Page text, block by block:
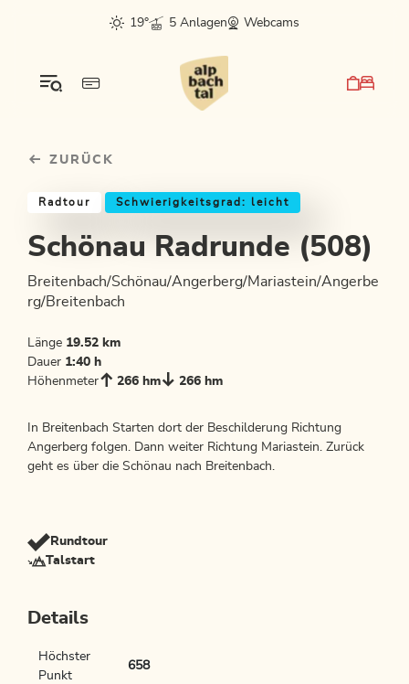
sr.skip-to.main-content
sr.skip-to.table-of-contents
sr.skip-to.main-navigation
19°
5 Anlagen Webcams
ZURÜCK
Radtour Schwierigkeitsgrad: leicht
Schönau Radrunde (508)
Breitenbach/Schönau/Angerberg/Mariastein/Angerbe
rg/Breitenbach
Länge 19.52 km
Dauer 1:40 h
Höhenmeter
266 hm 266 hm
In Breitenbach Starten dort der Beschilderung Richtung
Angerberg folgen. Dann weiter Richtung Mariastein. Zurück
geht es über die Schönau nach Breitenbach.
Rundtour
Talstart
Details
Höchster
Punkt
658